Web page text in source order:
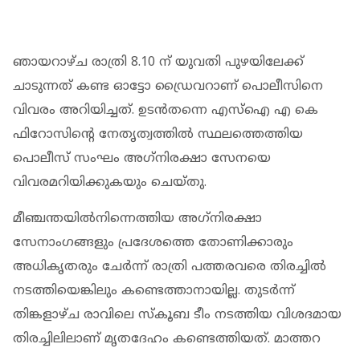
ഞായറാഴ്ച രാത്രി 8.10 ന് യുവതി പുഴയിലേക്ക്
ചാടുന്നത് കണ്ട ഓട്ടോ ഡ്രൈവറാണ് പൊലീസിനെ
വിവരം അറിയിച്ചത്. ഉടന്‍തന്നെ എസ്ഐ എ കെ
ഫിറോസിന്റെ നേതൃത്വത്തില്‍ സ്ഥലത്തെത്തിയ
പൊലീസ് സംഘം അഗ്‌നിരക്ഷാ സേനയെ
വിവരമറിയിക്കുകയും ചെയ്തു.
മീഞ്ചന്തയില്‍നിന്നെത്തിയ അഗ്‌നിരക്ഷാ
സേനാംഗങ്ങളും പ്രദേശത്തെ തോണിക്കാരും
അധികൃതരും ചേര്‍ന്ന് രാത്രി പത്തരവരെ തിരച്ചില്‍
നടത്തിയെങ്കിലും കണ്ടെത്താനായില്ല. തുടര്‍ന്ന്
തിങ്കളാഴ്ച രാവിലെ സ്‌കൂബ ടീം നടത്തിയ വിശദമായ
തിരച്ചിലിലാണ് മൃതദേഹം കണ്ടെത്തിയത്. മാത്തറ